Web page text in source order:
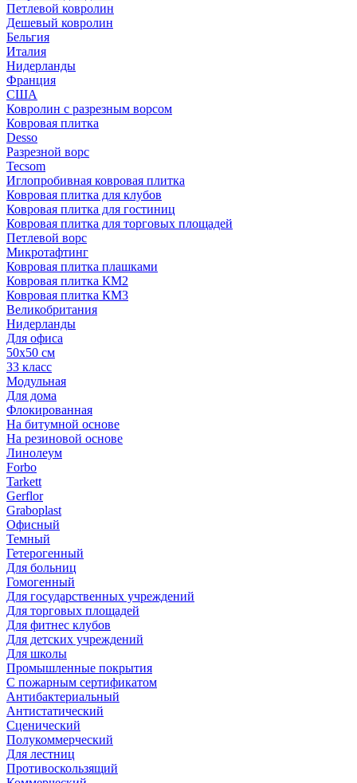
Петлевой ковролин
Дешевый ковролин
Бельгия
Италия
Нидерланды
Франция
США
Ковролин с разрезным ворсом
Ковровая плитка
Desso
Разрезной ворс
Tecsom
Иглопробивная ковровая плитка
Ковровая плитка для клубов
Ковровая плитка для гостиниц
Ковровая плитка для торговых площадей
Петлевой ворс
Микротафтинг
Ковровая плитка плашками
Ковровая плитка КМ2
Ковровая плитка КМ3
Великобритания
Нидерланды
Для офиса
50х50 см
33 класс
Модульная
Для дома
Флокированная
На битумной основе
На резиновой основе
Линолеум
Forbo
Tarkett
Gerflor
Graboplast
Офисный
Темный
Гетерогенный
Для больниц
Гомогенный
Для государственных учреждений
Для торговых площадей
Для фитнес клубов
Для детских учреждений
Для школы
Промышленные покрытия
С пожарным сертификатом
Антибактериальный
Антистатический
Сценический
Полукоммерческий
Для лестниц
Противоскользящий